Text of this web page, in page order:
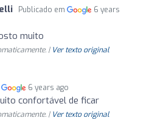
Publicado em
6 years
muito
| Ver texto original
6 years ago
confortável de ficar
| Ver texto original